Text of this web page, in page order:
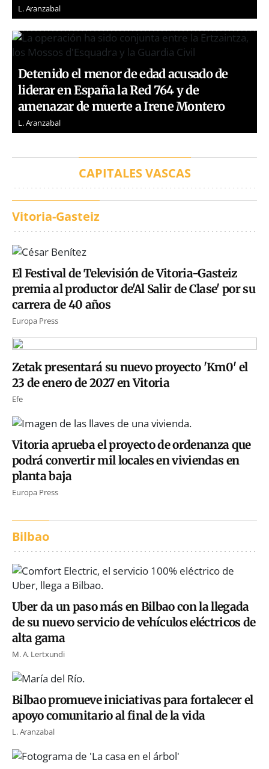
L. Aranzabal
Detenido el menor de edad acusado de
liderar en España la Red 764 y de
amenazar de muerte a Irene Montero
L. Aranzabal
CAPITALES VASCAS
Vitoria-Gasteiz
El Festival de Televisión de Vitoria-Gasteiz
premia al productor de'Al Salir de Clase' por su
carrera de 40 años
Europa Press
Zetak presentará su nuevo proyecto 'Km0' el
23 de enero de 2027 en Vitoria
Efe
Vitoria aprueba el proyecto de ordenanza que
podrá convertir mil locales en viviendas en
planta baja
Europa Press
Bilbao
Uber da un paso más en Bilbao con la llegada
de su nuevo servicio de vehículos eléctricos de
alta gama
M. A. Lertxundi
Bilbao promueve iniciativas para fortalecer el
apoyo comunitario al final de la vida
L. Aranzabal